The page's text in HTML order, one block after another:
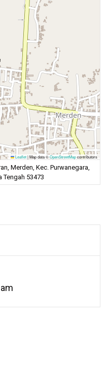
Leaflet|Map data ©OpenStreetMapcontributors
Merden, Kec. Purwanegara,
Tengah 53473